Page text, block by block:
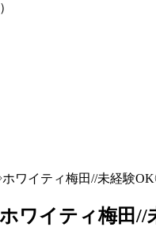
ワイティ梅田//未経験
ワイティ梅田